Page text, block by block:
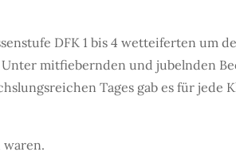
DFK 1 bis 4 wetteiferten um
mitfiebernden und jubelnden
Tages gab es für jede
waren.